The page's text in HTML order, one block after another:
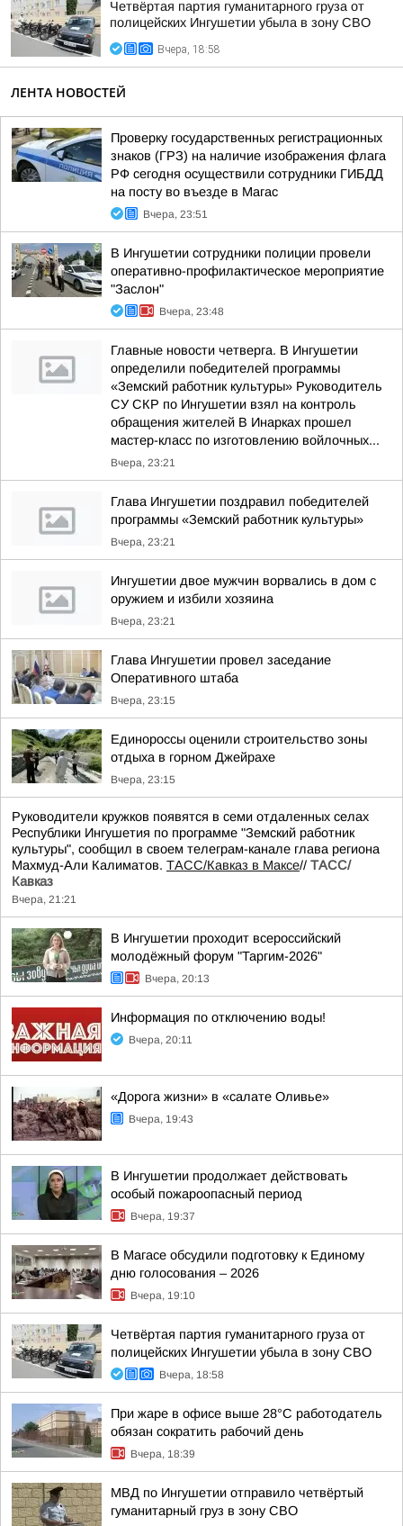
Четвёртая партия гуманитарного груза от
полицейских Ингушетии убыла в зону СВО
Вчера, 18:58
ЛЕНТА НОВОСТЕЙ
Проверку государственных регистрационных
знаков (ГРЗ) на наличие изображения флага
РФ сегодня осуществили сотрудники ГИБДД
на посту во въезде в Магас
Вчера, 23:51
В Ингушетии сотрудники полиции провели
оперативно-профилактическое мероприятие
"Заслон"
Вчера, 23:48
Главные новости четверга. В Ингушетии
определили победителей программы
«Земский работник культуры» Руководитель
СУ СКР по Ингушетии взял на контроль
обращения жителей В Инарках прошел
мастер-класс по изготовлению войлочных...
Вчера, 23:21
Глава Ингушетии поздравил победителей
программы «Земский работник культуры»
Вчера, 23:21
Ингушетии двое мужчин ворвались в дом с
оружием и избили хозяина
Вчера, 23:21
Глава Ингушетии провел заседание
Оперативного штаба
Вчера, 23:15
Единороссы оценили строительство зоны
отдыха в горном Джейрахе
Вчера, 23:15
Руководители кружков появятся в семи отдаленных селах
Республики Ингушетия по программе "Земский работник
культуры", сообщил в своем телеграм-канале глава региона
Махмуд-Али Калиматов. ТАСС/Кавказ в Максе// ТАСС/
Кавказ
Вчера, 21:21
В Ингушетии проходит всероссийский
молодёжный форум "Таргим-2026"
Вчера, 20:13
Информация по отключению воды!
Вчера, 20:11
«Дорога жизни» в «салате Оливье»
Вчера, 19:43
В Ингушетии продолжает действовать
особый пожароопасный период
Вчера, 19:37
В Магасе обсудили подготовку к Единому
дню голосования – 2026
Вчера, 19:10
Четвёртая партия гуманитарного груза от
полицейских Ингушетии убыла в зону СВО
Вчера, 18:58
При жаре в офисе выше 28°C работодатель
обязан сократить рабочий день
Вчера, 18:39
МВД по Ингушетии отправило четвёртый
гуманитарный груз в зону СВО